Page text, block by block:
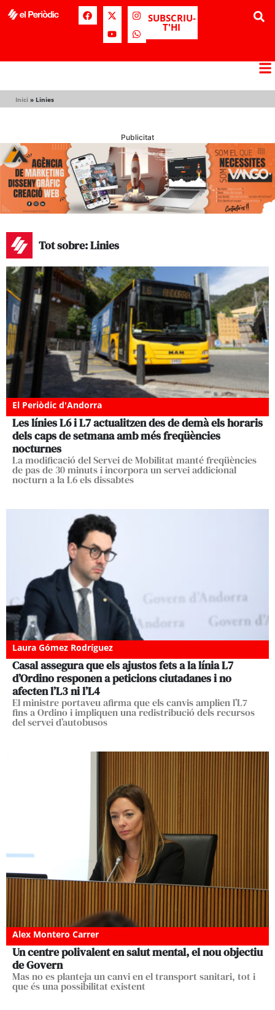
SUBSCRIU-
T'HI
Inici » Linies
Publicitat
Tot sobre: Linies
El Periòdic d'Andorra
Les línies L6 i L7 actualitzen des de demà els horaris
dels caps de setmana amb més freqüències
nocturnes
La modificació del Servei de Mobilitat manté freqüències
de pas de 30 minuts i incorpora un servei addicional
nocturn a la L6 els dissabtes
Laura Gómez Rodríguez
Casal assegura que els ajustos fets a la línia L7
d’Ordino responen a peticions ciutadanes i no
afecten l’L3 ni l’L4
El ministre portaveu afirma que els canvis amplien l’L7
fins a Ordino i impliquen una redistribució dels recursos
del servei d’autobusos
Alex Montero Carrer
Un centre polivalent en salut mental, el nou objectiu
de Govern
Mas no es planteja un canvi en el transport sanitari, tot i
que és una possibilitat existent